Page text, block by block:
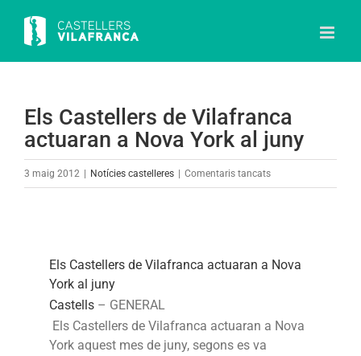
content
Els Castellers de Vilafranca
actuaran a Nova York al juny
3 maig 2012 Notícies castelleres Comentaris tancatsa
actuaran
York
Els Castellers de Vilafranca actuaran a Nova
York al juny
Castells – GENERAL
Els Castellers de Vilafranca actuaran a Nova
York aquest mes de juny, segons es va